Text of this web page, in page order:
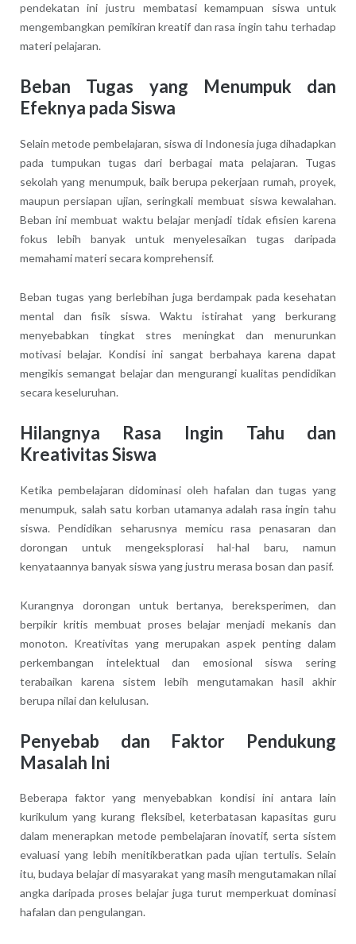
pendekatan ini justru membatasi kemampuan siswa untuk
mengembangkan pemikiran kreatif dan rasa ingin tahu terhadap
materi pelajaran.
Beban Tugas yang Menumpuk dan
Efeknya pada Siswa
Selain metode pembelajaran, siswa di Indonesia juga dihadapkan
pada tumpukan tugas dari berbagai mata pelajaran. Tugas
sekolah yang menumpuk, baik berupa pekerjaan rumah, proyek,
maupun persiapan ujian, seringkali membuat siswa kewalahan.
Beban ini membuat waktu belajar menjadi tidak efisien karena
fokus lebih banyak untuk menyelesaikan tugas daripada
memahami materi secara komprehensif.
Beban tugas yang berlebihan juga berdampak pada kesehatan
mental dan fisik siswa. Waktu istirahat yang berkurang
menyebabkan tingkat stres meningkat dan menurunkan
motivasi belajar. Kondisi ini sangat berbahaya karena dapat
mengikis semangat belajar dan mengurangi kualitas pendidikan
secara keseluruhan.
Hilangnya Rasa Ingin Tahu dan
Kreativitas Siswa
Ketika pembelajaran didominasi oleh hafalan dan tugas yang
menumpuk, salah satu korban utamanya adalah rasa ingin tahu
siswa. Pendidikan seharusnya memicu rasa penasaran dan
dorongan untuk mengeksplorasi hal-hal baru, namun
kenyataannya banyak siswa yang justru merasa bosan dan pasif.
Kurangnya dorongan untuk bertanya, bereksperimen, dan
berpikir kritis membuat proses belajar menjadi mekanis dan
monoton. Kreativitas yang merupakan aspek penting dalam
perkembangan intelektual dan emosional siswa sering
terabaikan karena sistem lebih mengutamakan hasil akhir
berupa nilai dan kelulusan.
Penyebab dan Faktor Pendukung
Masalah Ini
Beberapa faktor yang menyebabkan kondisi ini antara lain
kurikulum yang kurang fleksibel, keterbatasan kapasitas guru
dalam menerapkan metode pembelajaran inovatif, serta sistem
evaluasi yang lebih menitikberatkan pada ujian tertulis. Selain
itu, budaya belajar di masyarakat yang masih mengutamakan nilai
angka daripada proses belajar juga turut memperkuat dominasi
hafalan dan pengulangan.